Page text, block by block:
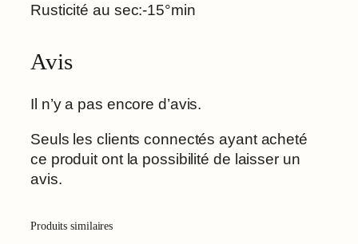
Rusticité au sec:-15°min
Avis
Il n’y a pas encore d’avis.
Seuls les clients connectés ayant acheté
ce produit ont la possibilité de laisser un
avis.
Produits similaires